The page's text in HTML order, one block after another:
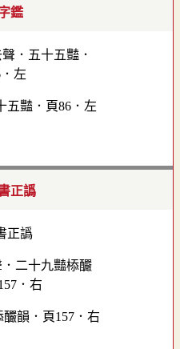
鑑
五豔．頁86．左
正譌
韻．頁157．右